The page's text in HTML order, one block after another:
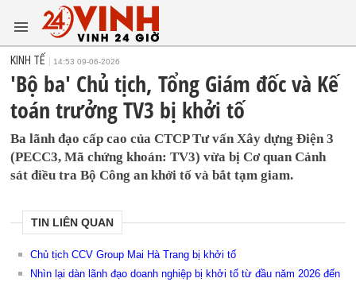
KINH TẾ 14:53 09-06-2026
'Bộ ba' Chủ tịch, Tổng Giám đốc và Kế
toán trưởng TV3 bị khởi tố
Ba lãnh đạo cấp cao của CTCP Tư vấn Xây dựng Điện 3
(PECC3, Mã chứng khoán: TV3) vừa bị Cơ quan Cảnh
sát điều tra Bộ Công an khởi tố và bắt tạm giam.
TIN LIÊN QUAN
Chủ tịch CCV Group Mai Hà Trang bị khởi tố
Nhìn lại dàn lãnh đạo doanh nghiệp bị khởi tố từ đầu năm 2026 đến